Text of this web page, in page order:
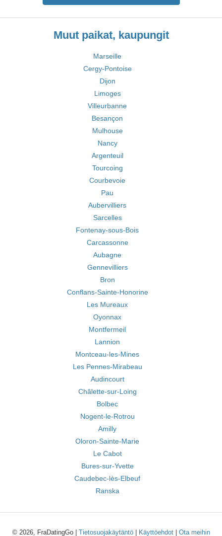
Muut paikat, kaupungit
Marseille
Cergy-Pontoise
Dijon
Limoges
Villeurbanne
Besançon
Mulhouse
Nancy
Argenteuil
Tourcoing
Courbevoie
Pau
Aubervilliers
Sarcelles
Fontenay-sous-Bois
Carcassonne
Aubagne
Gennevilliers
Bron
Conflans-Sainte-Honorine
Les Mureaux
Oyonnax
Montfermeil
Lannion
Montceau-les-Mines
Les Pennes-Mirabeau
Audincourt
Châlette-sur-Loing
Bolbec
Nogent-le-Rotrou
Amilly
Oloron-Sainte-Marie
Le Cabot
Bures-sur-Yvette
Caudebec-lès-Elbeuf
Ranska
© 2026, FraDatingGo | Tietosuojakäytäntö| Käyttöehdot| Ota meihin